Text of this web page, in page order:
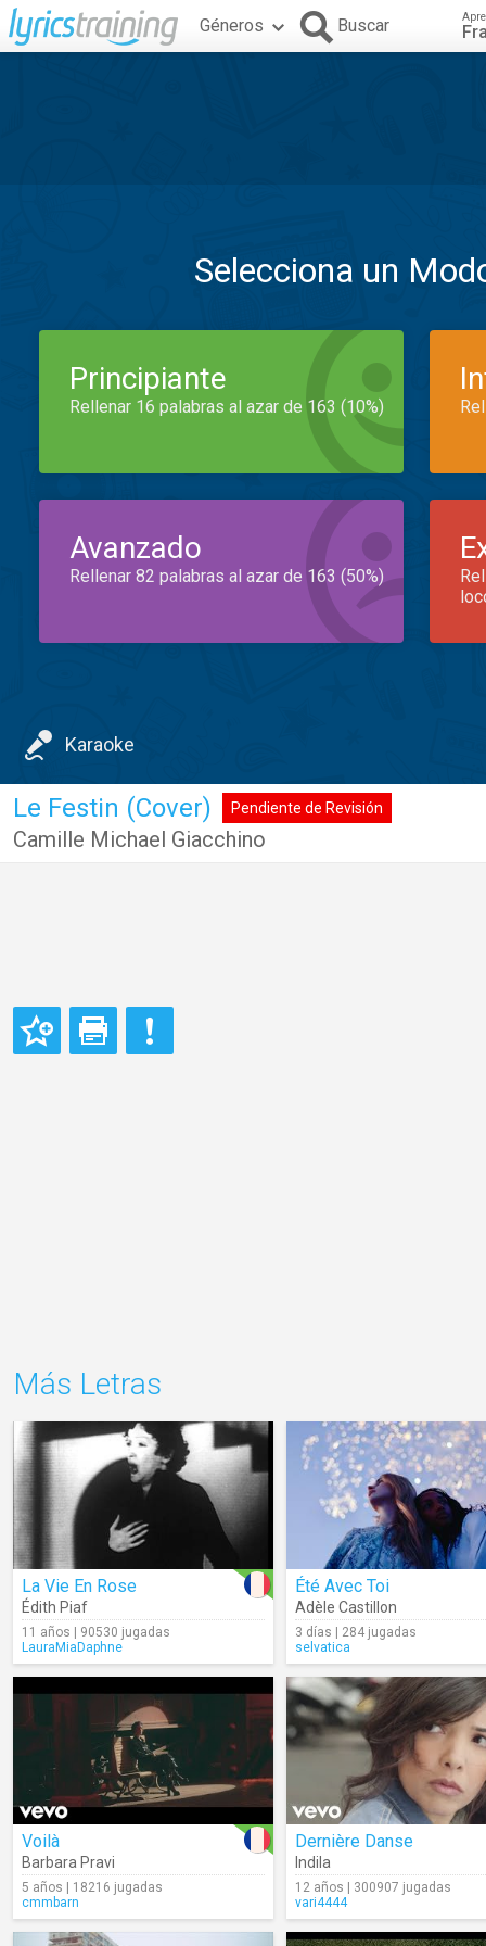
Géneros Buscar
Selecciona un
Principiante
Rellenar 16 palabras al azar de 163 (10%)
Avanzado
Rellenar 82 palabras al azar de 163 (50%)
Karaoke
Le Festin (Cover) Pendiente de Revisión
Camille Michael Giacchino
Más Letras
La Vie En Rose
Édith Piaf
11 años | 90530 jugadas
LauraMiaDaphne
Été Avec Toi
Adèle Castillon
3 días | 284 jugadas
selvatica
Voilà
Barbara Pravi
5 años | 18216 jugadas
cmmbarn
Dernière Danse
Indila
12 años | 300907 jugadas
vari4444